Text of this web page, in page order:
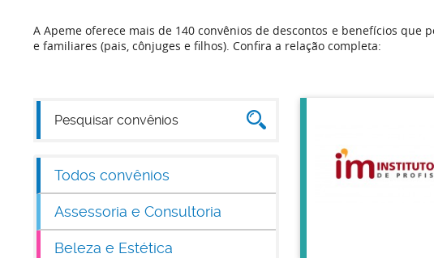
A Apeme oferece mais de 140 convênios de descontos e benefícios que
e familiares (pais, cônjuges e filhos). Confira a relação completa:
Todos convênios
Assessoria e Consultoria
Beleza e Estética